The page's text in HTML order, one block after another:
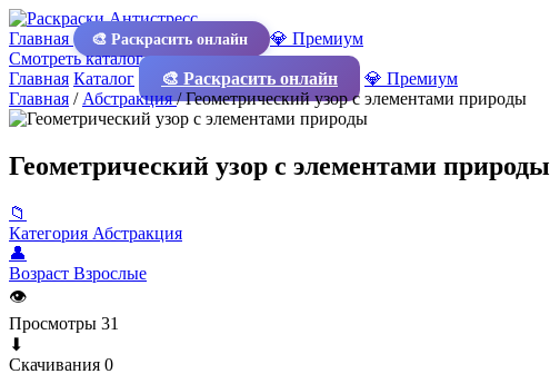
Главная 🎨 Раскрасить онлайн
💎 Премиум
Смотреть каталог
Главная Каталог 🎨 Раскрасить онлайн
💎 Премиум
Главная / Абстракция/Геометрический узор с элементами природы
Геометрический узор с элементами природы
📁
Категория Абстракция
👤
Возраст Взрослые
👁
Просмотры 31
⬇
Скачивания 0